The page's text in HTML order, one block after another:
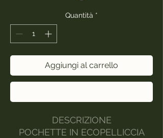
Quantità *
Aggiungi al carrello
DESCRIZIONE
POCHETTE IN ECOPELLICCIA